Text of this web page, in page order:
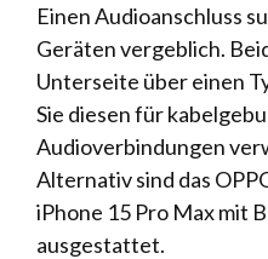
Einen Audioanschluss
Geräten vergeblich.
Unterseite über einen
Sie diesen für
Audioverbindungen
Alternativ sind das
iPhone 15 Pro Max mit
ausgestattet.